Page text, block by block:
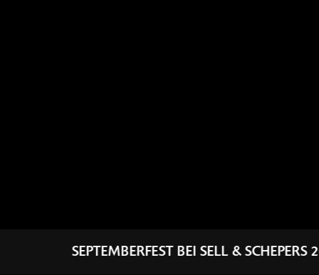
SEPTEMBERFEST BEI SELL & SCHEPERS